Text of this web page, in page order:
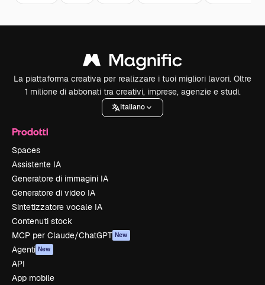
La piattaforma creativa per realizzare i tuoi migliori lavori. Oltre
1 milione di abbonati tra creativi, imprese, agenzie e studi.
Italiano
Prodotti
Spaces
Assistente IA
Generatore di immagini IA
Generatore di video IA
Sintetizzatore vocale IA
Contenuti stock
MCP per Claude/ChatGPT New
Agenti New
API
App mobile